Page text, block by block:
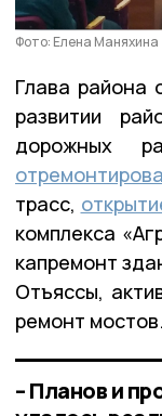
Фото: Елена Маняхина
Глава района
развитии
дорожных
трасс,
комплекса
капремонт
Отъяссы,
ремонт мостов.
– Планов и